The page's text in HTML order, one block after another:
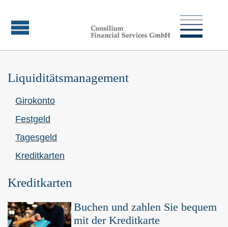
Liquiditätsmanagement
Giro­konto
Festgeld
Tages­geld
Kredit­karten
Kredit­karten
Buchen und zahlen Sie bequem
mit der Kredit­karte